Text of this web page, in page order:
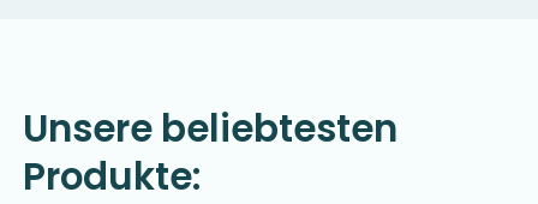
Unsere beliebtesten
Produkte: